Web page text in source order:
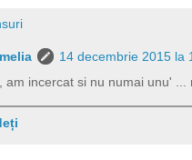
14 decembrie 2015 la
am incercat si nu numai unu' ...